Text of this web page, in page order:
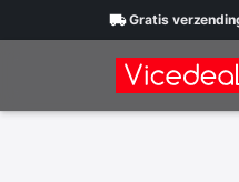
Gratis